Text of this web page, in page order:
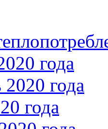
года
года
года